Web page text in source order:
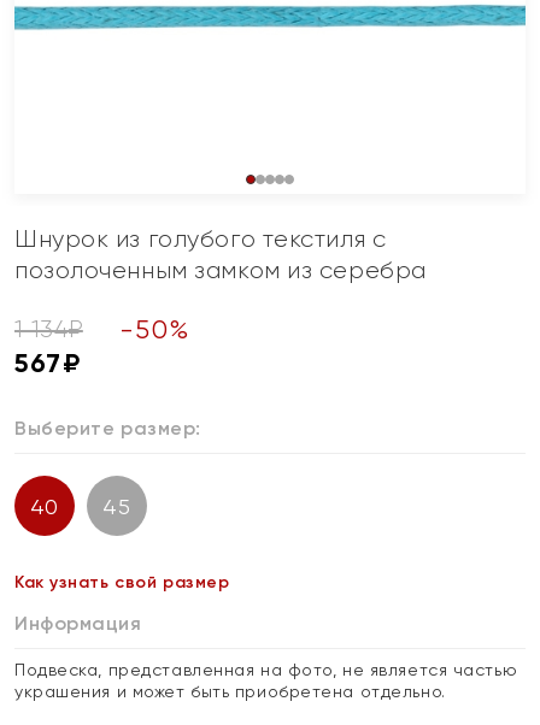
Шнурок из голубого текстиля с
позолоченным замком из серебра
1 134₽ -50%
567₽
Выберите размер:
40 45
Как узнать свой размер
Информация
Подвеска, представленная на фото, не является частью
украшения и может быть приобретена отдельно.